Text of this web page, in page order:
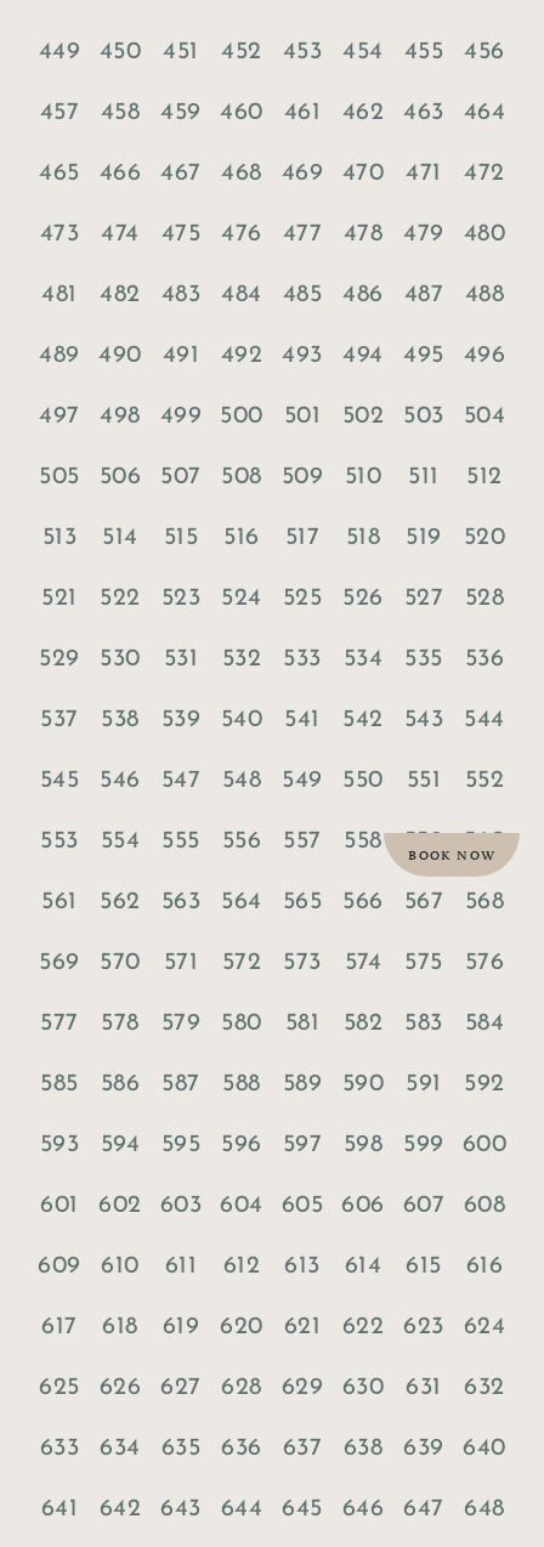
BOOK NOW
449 450 451 452 453 454 455 456
457 458 459 460 461 462 463 464
465 466 467 468 469 470 471 472
473 474 475 476 477 478 479 480
481 482 483 484 485 486 487 488
489 490 491 492 493 494 495 496
497 498 499 500 501 502 503 504
505 506 507 508 509 510 511 512
513 514 515 516 517 518 519 520
521 522 523 524 525 526 527 528
529 530 531 532 533 534 535 536
537 538 539 540 541 542 543 544
545 546 547 548 549 550 551 552
553 554 555 556 557 558
561 562 563 564 565 566 567 568
569 570 571 572 573 574 575 576
577 578 579 580 581 582 583 584
585 586 587 588 589 590 591 592
593 594 595 596 597 598 599 600
601 602 603 604 605 606 607 608
609 610 611 612 613 614 615 616
617 618 619 620 621 622 623 624
625 626 627 628 629 630 631 632
633 634 635 636 637 638 639 640
641 642 643 644 645 646 647 648